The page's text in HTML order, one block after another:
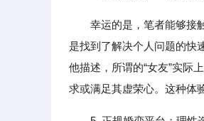
幸运的是，笔者能够接
是找到了解决个人问题的快
他描述，所谓的“女友”实际
求或满足其虚荣心。这种体